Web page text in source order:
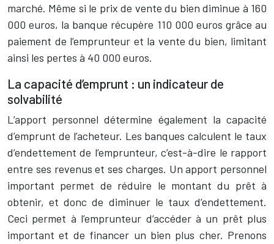
marché. Même si le prix de vente du bien diminue à 160
000 euros, la banque récupère 110 000 euros grâce au
paiement de l’emprunteur et la vente du bien, limitant
ainsi les pertes à 40 000 euros.
La capacité d’emprunt : un indicateur de
solvabilité
L’apport personnel détermine également la capacité
d’emprunt de l’acheteur. Les banques calculent le taux
d’endettement de l’emprunteur, c’est-à-dire le rapport
entre ses revenus et ses charges. Un apport personnel
important permet de réduire le montant du prêt à
obtenir, et donc de diminuer le taux d’endettement.
Ceci permet à l’emprunteur d’accéder à un prêt plus
important et de financer un bien plus cher. Prenons